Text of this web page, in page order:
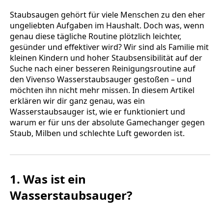
Staubsaugen gehört für viele Menschen zu den eher
ungeliebten Aufgaben im Haushalt. Doch was, wenn
genau diese tägliche Routine plötzlich leichter,
gesünder und effektiver wird? Wir sind als Familie mit
kleinen Kindern und hoher Staubsensibilität auf der
Suche nach einer besseren Reinigungsroutine auf
den Vivenso Wasserstaubsauger gestoßen – und
möchten ihn nicht mehr missen. In diesem Artikel
erklären wir dir ganz genau, was ein
Wasserstaubsauger ist, wie er funktioniert und
warum er für uns der absolute Gamechanger gegen
Staub, Milben und schlechte Luft geworden ist.
1. Was ist ein
Wasserstaubsauger?